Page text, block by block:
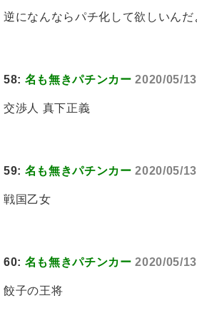
逆になんならパチ化して欲しいんだ
58: 名も無きパチンカー 2020/05/
交渉人 真下正義
59: 名も無きパチンカー 2020/05/
戦国乙女
60: 名も無きパチンカー 2020/05/
餃子の王将